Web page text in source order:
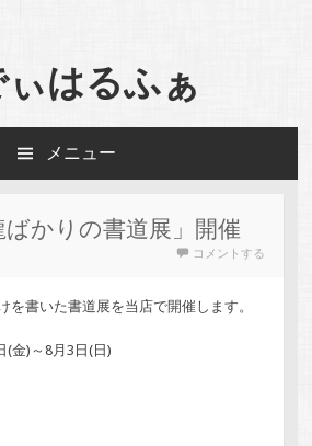
はるふぁ
メニュー
ばかりの書道展」開催
コメントする
を書いた書道展を当店で開催します。
(金)～8月3日(日)